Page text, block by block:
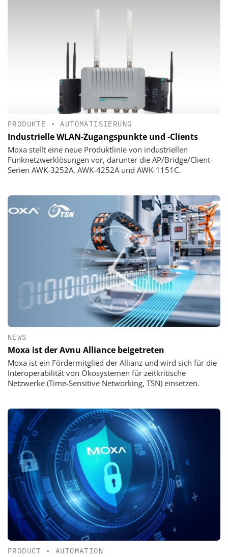
PRODUKTE •AUTOMATISIERUNG
Industrielle WLAN-Zugangspunkte und -Clients
Moxa stellt eine neue Produktlinie von industriellen
Funknetzwerklösungen vor, darunter die AP/Bridge/Client-
Serien AWK-3252A, AWK-4252A und AWK-1151C.
NEWS
Moxa ist der Avnu Alliance beigetreten
Moxa ist ein Fördermitglied der Allianz und wird sich für die
Interoperabilität von Ökosystemen für zeitkritische
Netzwerke (Time-Sensitive Networking, TSN) einsetzen.
PRODUCT •AUTOMATION